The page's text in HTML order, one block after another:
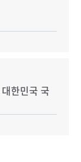
한민국 국